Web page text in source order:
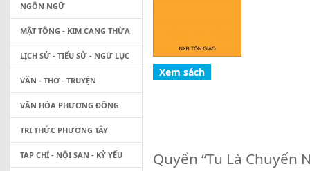
Quyển “Tu Là
NGÔN NGỮ
MẬT TÔNG - KIM CANG THỪA
LỊCH SỬ - TIỂU SỬ - NGỮ LỤC
VĂN - THƠ - TRUYỆN
VĂN HÓA PHƯƠNG ĐÔNG
TRI THỨC PHƯƠNG TÂY
TẠP CHÍ - NỘI SAN - KỶ YẾU